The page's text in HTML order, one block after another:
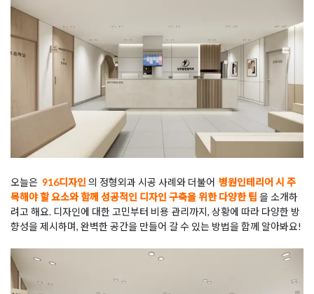
오늘은 916디자인 의 정형외과 시공 사례와 더불어 병원인테리어 시 주
목해야 할 요소와 함께 성공적인 디자인 구축을 위한 다양한 팁 을 소개하
려고 해요. 디자인에 대한 고민부터 비용 관리까지, 상황에 따라 다양한 방
향성을 제시하며, 완벽한 공간을 만들어 갈 수 있는 방법을 함께 알아봐요!